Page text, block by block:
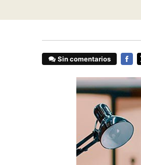
Sin comentarios